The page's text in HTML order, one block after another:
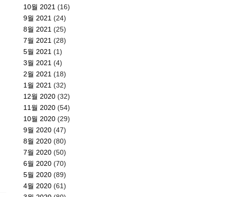
10월 2021 (16)
9월 2021 (24)
8월 2021 (25)
7월 2021 (28)
5월 2021 (1)
3월 2021 (4)
2월 2021 (18)
1월 2021 (32)
12월 2020 (32)
11월 2020 (54)
10월 2020 (29)
9월 2020 (47)
8월 2020 (80)
7월 2020 (50)
6월 2020 (70)
5월 2020 (89)
4월 2020 (61)